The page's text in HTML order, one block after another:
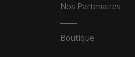
Nos Partenaires
Boutique